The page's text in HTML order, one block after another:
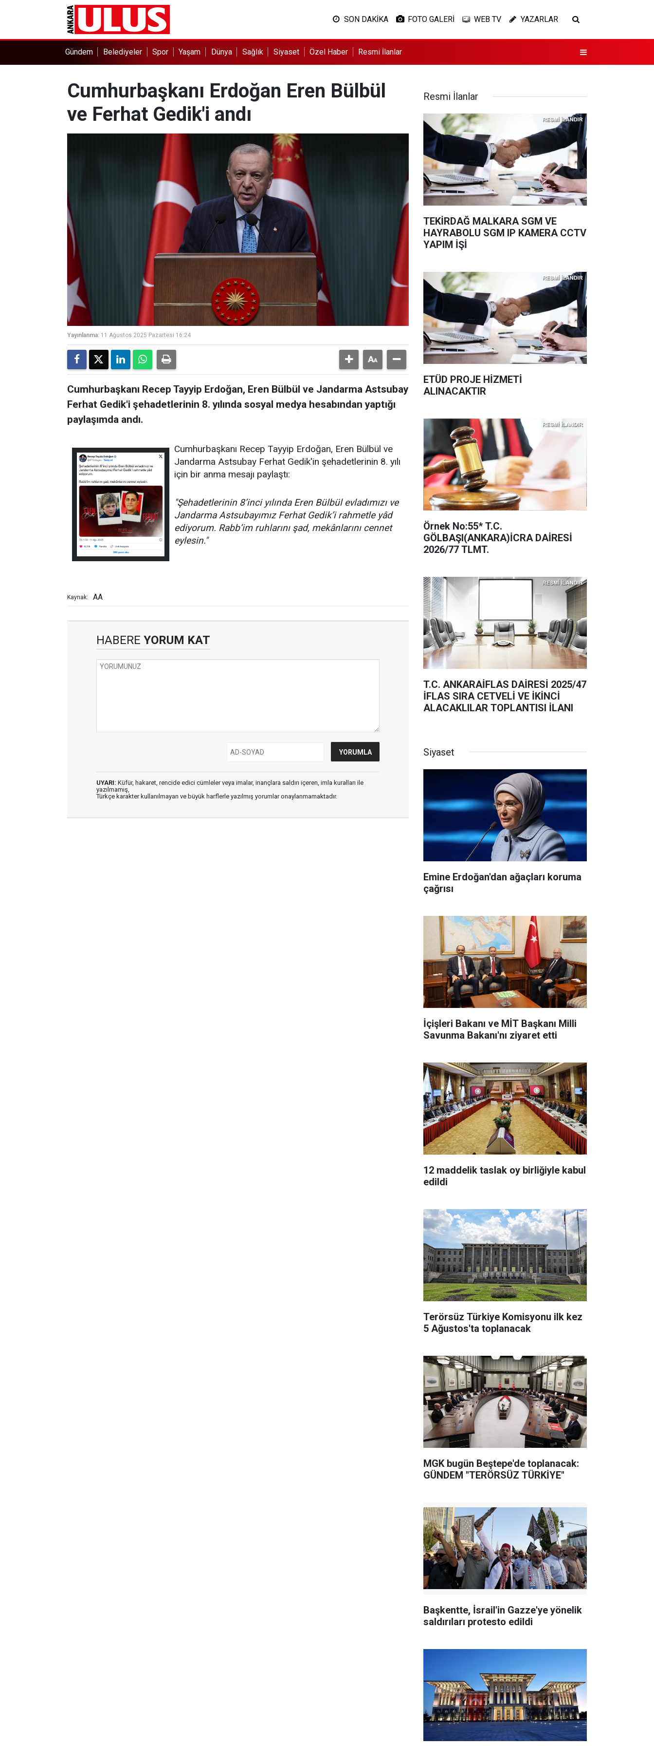
SON DAKİKA FOTO GALERİ WEB TV YAZARLAR
Gündem Belediyeler Spor Yaşam Dünya Sağlık Siyaset Özel Haber Resmi İlanlar
Cumhurbaşkanı Erdoğan Eren Bülbül
ve Ferhat Gedik'i andı
Yayınlanma: 11 Ağustos 2025 Pazartesi 16:24
Cumhurbaşkanı Recep Tayyip Erdoğan, Eren Bülbül ve Jandarma Astsubay
Ferhat Gedik'i şehadetlerinin 8. yılında sosyal medya hesabından yaptığı
paylaşımda andı.
Cumhurbaşkanı Recep Tayyip Erdoğan, Eren Bülbül ve
Jandarma Astsubay Ferhat Gedik'in şehadetlerinin 8. yılı
için bir anma mesajı paylaştı:
"Şehadetlerinin 8’inci yılında Eren Bülbül evladımızı ve
Jandarma Astsubayımız Ferhat Gedik’i rahmetle yâd
ediyorum. Rabb’im ruhlarını şad, mekânlarını cennet
eylesin."
Kaynak: AA
HABERE YORUM KAT
UYARI: Küfür, hakaret, rencide edici cümleler veya imalar, inançlara saldırı içeren, imla kuralları ile
yazılmamış,
Türkçe karakter kullanılmayan ve büyük harflerle yazılmış yorumlar onaylanmamaktadır.
Resmi İlanlar
TEKİRDAĞ MALKARA SGM VE
HAYRABOLU SGM IP KAMERA CCTV
YAPIM İŞİ
ETÜD PROJE HİZMETİ
ALINACAKTIR
Örnek No:55* T.C.
GÖLBAŞI(ANKARA)İCRA DAİRESİ
2026/77 TLMT.
T.C. ANKARAİFLAS DAİRESİ 2025/47
İFLAS SIRA CETVELİ VE İKİNCİ
ALACAKLILAR TOPLANTISI İLANI
Siyaset
Emine Erdoğan'dan ağaçları koruma
çağrısı
İçişleri Bakanı ve MİT Başkanı Milli
Savunma Bakanı'nı ziyaret etti
12 maddelik taslak oy birliğiyle kabul
edildi
Terörsüz Türkiye Komisyonu ilk kez
5 Ağustos'ta toplanacak
MGK bugün Beştepe'de toplanacak:
GÜNDEM "TERÖRSÜZ TÜRKİYE"
Başkentte, İsrail'in Gazze'ye yönelik
saldırıları protesto edildi